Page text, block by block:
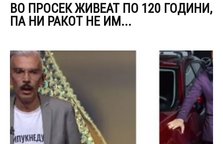
ВО ПРОСЕК ЖИВЕАТ ПО 120 ГОДИНИ,
ПА НИ РАКОТ НЕ ИМ...